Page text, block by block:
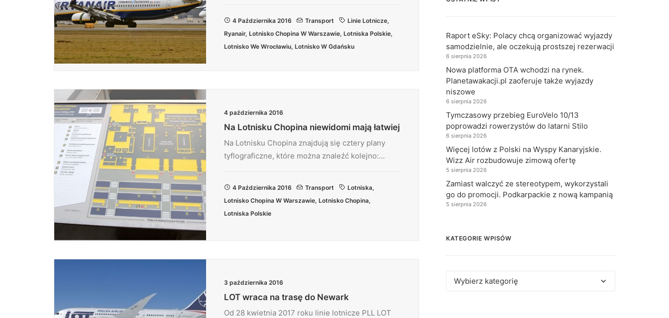
4 Października 2016 Transport Linie Lotnicze,
Ryanair, Lotnisko Chopina W Warszawie, Lotniska Polskie,
Lotnisko We Wrocławiu, Lotnisko W Gdańsku
4 października 2016
Na Lotnisku Chopina niewidomi mają łatwiej
Na Lotnisku Chopina znajdują się cztery plany
tyflograficzne, które można znaleźć kolejno:…
4 Października 2016 Transport Lotniska,
Lotnisko Chopina W Warszawie, Lotnisko Chopina,
Lotniska Polskie
3 października 2016
LOT wraca na trasę do Newark
Od 28 kwietnia 2017 roku linie lotnicze PLL LOT
Raport eSky: Polacy chcą organizować wyjazdy
samodzielnie, ale oczekują prostszej rezerwacji
6 sierpnia 2026
Nowa platforma OTA wchodzi na rynek.
Planetawakacji.pl zaoferuje także wyjazdy
niszowe
6 sierpnia 2026
Tymczasowy przebieg EuroVelo 10/13
poprowadzi rowerzystów do latarni Stilo
6 sierpnia 2026
Więcej lotów z Polski na Wyspy Kanaryjskie.
Wizz Air rozbudowuje zimową ofertę
5 sierpnia 2026
Zamiast walczyć ze stereotypem, wykorzystali
go do promocji. Podkarpackie z nową kampanią
5 sierpnia 2026
KATEGORIE WPISÓW
Kategorie